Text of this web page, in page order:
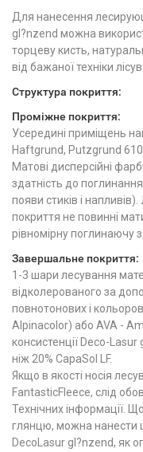
Для нанесення
gl?nzend можна
торцеву кисть,
від бажаної техніки
Структура покриття:
Проміжне покриття:
Усередині приміщень
Haftgrund, Putzgrund
Матові дисперсійні
здатність до
появи стиків і
покриття не повинні
рівномірну поглинаючу
Завершальне покриття:
1-3 шари лесування
відколерованого за
повнотонових і
Alpinacolor) або AVA -
консистенції Deco-
ніж 20% CapaSol LF.
Якщо в якості носія
FantasticFleece, слід
Технічних інформації.
глянцю, можна нанести
DecoLasur gl?nzend, як